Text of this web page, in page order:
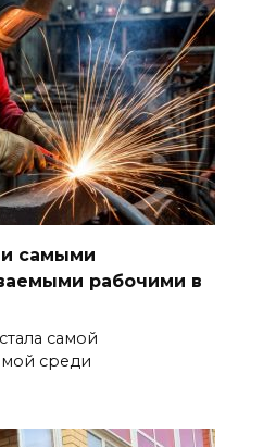
самыми
рабочими в
самой
среди